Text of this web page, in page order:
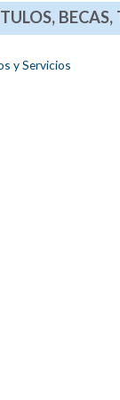
BECAS,
y Servicios